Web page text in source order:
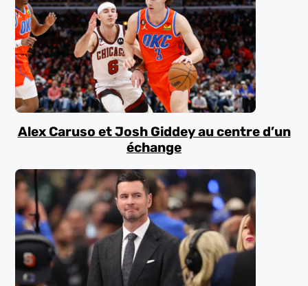
Alex Caruso et Josh Giddey au centre d’un
échange